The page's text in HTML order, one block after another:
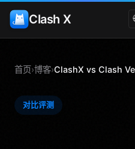
Clash X
首页›博客›ClashX vs Clash
对比评测